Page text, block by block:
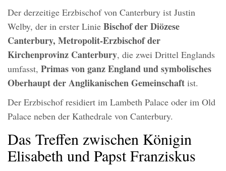
Der derzeitige Erzbischof von Canterbury ist Justin
Welby, der in erster Linie Bischof der Diözese
Canterbury, Metropolit-Erzbischof der
Kirchenprovinz Canterbury, die zwei Drittel Englands
umfasst, Primas von ganz England und symbolisches
Oberhaupt der Anglikanischen Gemeinschaft ist.
Der Erzbischof residiert im Lambeth Palace oder im Old
Palace neben der Kathedrale von Canterbury.
Das Treffen zwischen Königin
Elisabeth und Papst Franziskus